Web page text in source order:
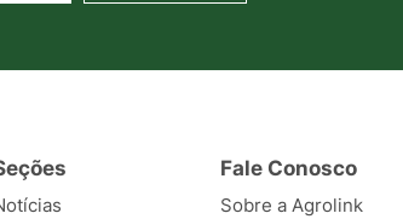
Fale Conosco
Sobre a Agrolink